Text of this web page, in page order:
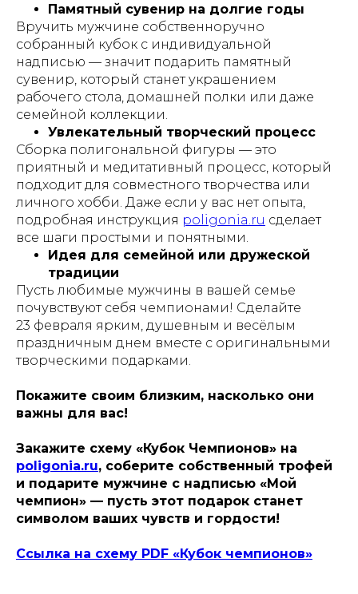
Памятный сувенир на долгие годы
Вручить мужчине собственноручно
собранный кубок с индивидуальной
надписью — значит подарить памятный
сувенир, который станет украшением
рабочего стола, домашней полки или даже
семейной коллекции.
Увлекательный творческий процесс
Сборка полигональной фигуры — это
приятный и медитативный процесс, который
подходит для совместного творчества или
личного хобби. Даже если у вас нет опыта,
подробная инструкция poligonia.ru сделает
все шаги простыми и понятными.
Идея для семейной или дружеской
традиции
Пусть любимые мужчины в вашей семье
почувствуют себя чемпионами! Сделайте
23 февраля ярким, душевным и весёлым
праздничным днем вместе с оригинальными
творческими подарками.
Покажите своим близким, насколько они
важны для вас!
Закажите схему «Кубок Чемпионов» на
poligonia.ru, соберите собственный трофей
и подарите мужчине с надписью «Мой
чемпион» — пусть этот подарок станет
символом ваших чувств и гордости!
Ссылка на схему PDF «Кубок чемпионов»